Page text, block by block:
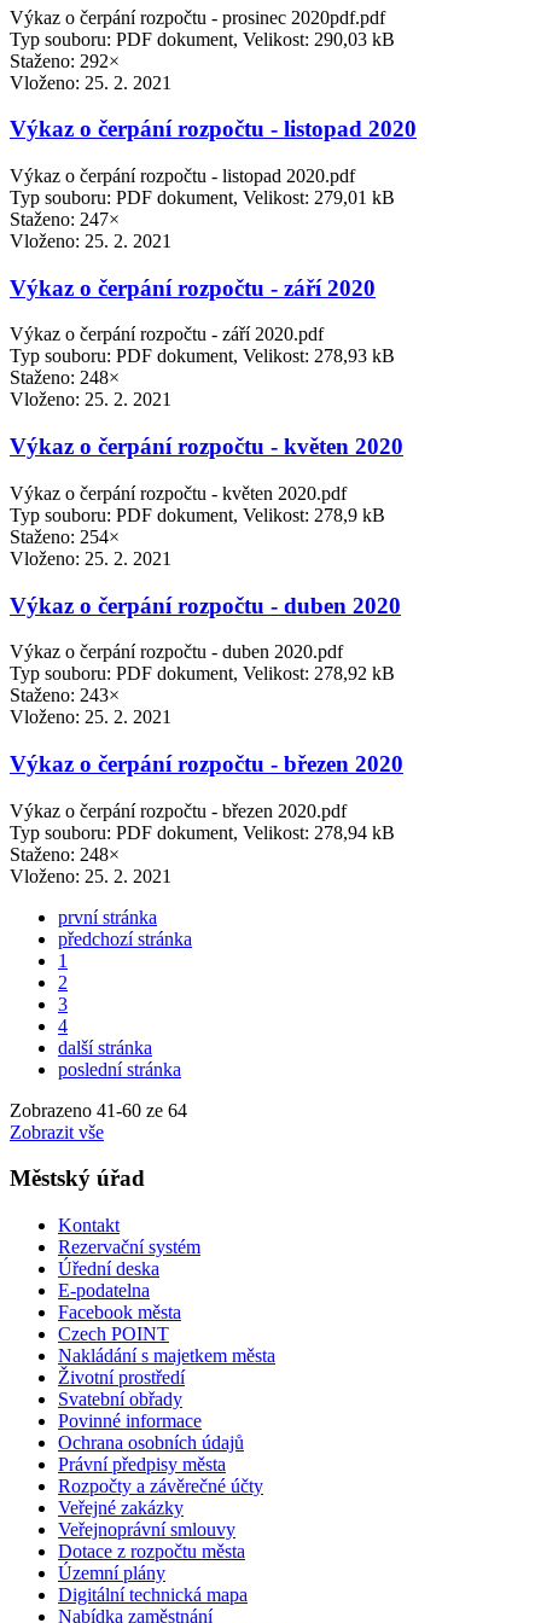
Výkaz o čerpání rozpočtu - prosinec 2020pdf.pdf
Typ souboru: PDF dokument, Velikost: 290,03 kB
Staženo: 292×
Vloženo: 25. 2. 2021
Výkaz o čerpání rozpočtu - listopad 2020
Výkaz o čerpání rozpočtu - listopad 2020.pdf
Typ souboru: PDF dokument, Velikost: 279,01 kB
Staženo: 247×
Vloženo: 25. 2. 2021
Výkaz o čerpání rozpočtu - září 2020
Výkaz o čerpání rozpočtu - září 2020.pdf
Typ souboru: PDF dokument, Velikost: 278,93 kB
Staženo: 248×
Vloženo: 25. 2. 2021
Výkaz o čerpání rozpočtu - květen 2020
Výkaz o čerpání rozpočtu - květen 2020.pdf
Typ souboru: PDF dokument, Velikost: 278,9 kB
Staženo: 254×
Vloženo: 25. 2. 2021
Výkaz o čerpání rozpočtu - duben 2020
Výkaz o čerpání rozpočtu - duben 2020.pdf
Typ souboru: PDF dokument, Velikost: 278,92 kB
Staženo: 243×
Vloženo: 25. 2. 2021
Výkaz o čerpání rozpočtu - březen 2020
Výkaz o čerpání rozpočtu - březen 2020.pdf
Typ souboru: PDF dokument, Velikost: 278,94 kB
Staženo: 248×
Vloženo: 25. 2. 2021
první stránka
předchozí stránka
1
2
3
4
další stránka
poslední stránka
Zobrazeno 41-60 ze 64
Zobrazit vše
Městský úřad
Kontakt
Rezervační systém
Úřední deska
E-podatelna
Facebook města
Czech POINT
Nakládání s majetkem města
Životní prostředí
Svatební obřady
Povinné informace
Ochrana osobních údajů
Právní předpisy města
Rozpočty a závěrečné účty
Veřejné zakázky
Veřejnoprávní smlouvy
Dotace z rozpočtu města
Územní plány
Digitální technická mapa
Nabídka zaměstnání